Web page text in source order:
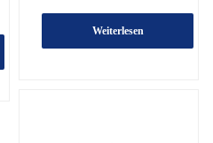
Weiterlesen